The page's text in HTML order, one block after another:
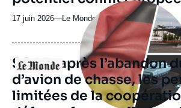
17 juin 2026—Nom
journal,
ou
émission
Le Monde
Logo
Image
principale
médiatique
SCAF : après l’abandon
d’avion de chasse, les
limitées de la